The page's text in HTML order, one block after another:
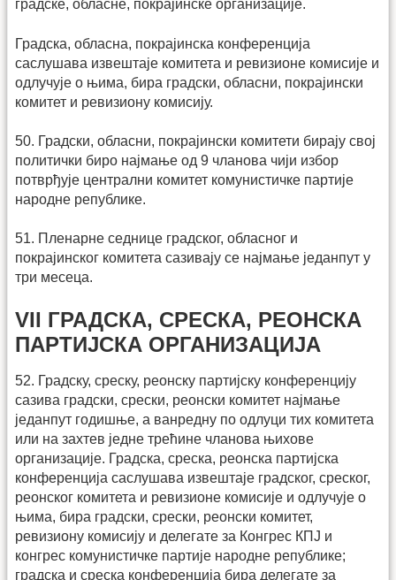
градске, обласне, покрајинске организације.
Градска, обласна, покрајинска конференција
саслушава извештаје комитета и ревизионе комисије и
одлучује о њима, бира градски, обласни, покрајински
комитет и ревизиону комисију.
50. Градски, обласни, покрајински комитети бирају свој
политички биро најмање од 9 чланова чији избор
потврђује централни комитет комунистичке партије
народне републике.
51. Пленарне седнице градског, обласног и
покрајинског комитета сазивају се најмање једанпут у
три месеца.
VII ГРАДСКА, СРЕСКА, РЕОНСКА
ПАРТИЈСКА ОРГАНИЗАЦИЈА
52. Градску, среску, реонску партијску конференцију
сазива градски, срески, реонски комитет најмање
једанпут годишње, а ванредну по одлуци тих комитета
или на захтев једне трећине чланова њихове
организације. Градска, среска, реонска партијска
конференција саслушава извештаје градског, среског,
реонског комитета и ревизионе комисије и одлучује о
њима, бира градски, срески, реонски комитет,
ревизиону комисију и делегате за Конгрес КПЈ и
конгрес комунистичке партије народне републике;
градска и среска конференција бира делегате за